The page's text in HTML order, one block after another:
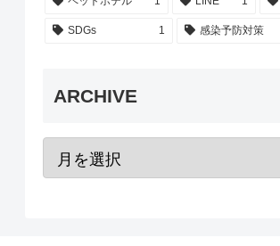
SDGs 1 感染予防対策
ARCHIVE